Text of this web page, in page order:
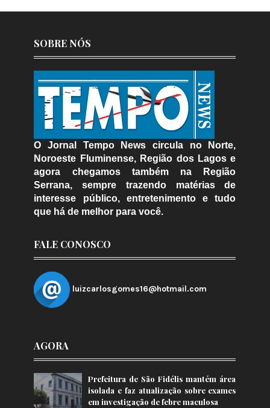
SOBRE NÓS
O Jornal Tempo News circula no Norte,
Noroeste Fluminense, Região dos Lagos e
agora chegamos também na Região
Serrana, sempre trazendo matérias de
interesse público, entretenimento e tudo
que há de melhor para você.
FALE CONOSCO
luizcarlosgomes16@hotmail.com
AGORA
Prefeitura de São Fidélis mantém área
isolada e faz atualização sobre exames
em investigação de febre maculosa